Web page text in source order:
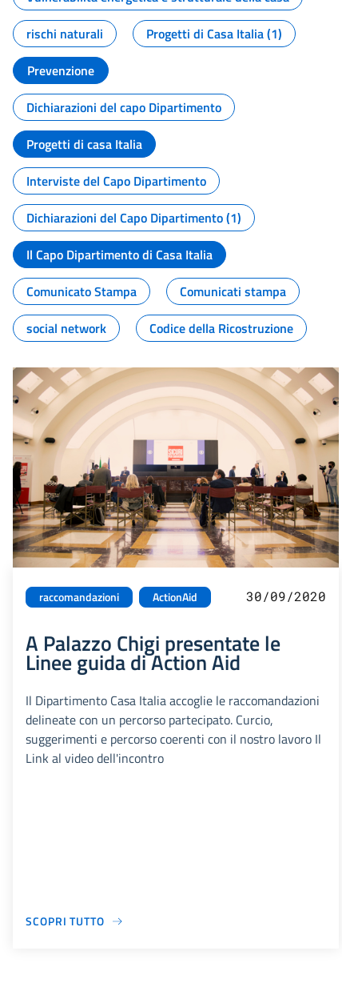
rischi naturali
Progetti di Casa Italia (1)
Prevenzione
Dichiarazioni del capo Dipartimento
Progetti di casa Italia
Interviste del Capo Dipartimento
Dichiarazioni del Capo Dipartimento (1)
Il Capo Dipartimento di Casa Italia
Comunicato Stampa
Comunicati stampa
social network
Codice della Ricostruzione
raccomandazioni ActionAid 30/09/2020
A Palazzo Chigi presentate le
Linee guida di Action Aid
Il Dipartimento Casa Italia accoglie le raccomandazioni
delineate con un percorso partecipato. Curcio,
suggerimenti e percorso coerenti con il nostro lavoro Il
Link al video dell'incontro
SCOPRI TUTTO